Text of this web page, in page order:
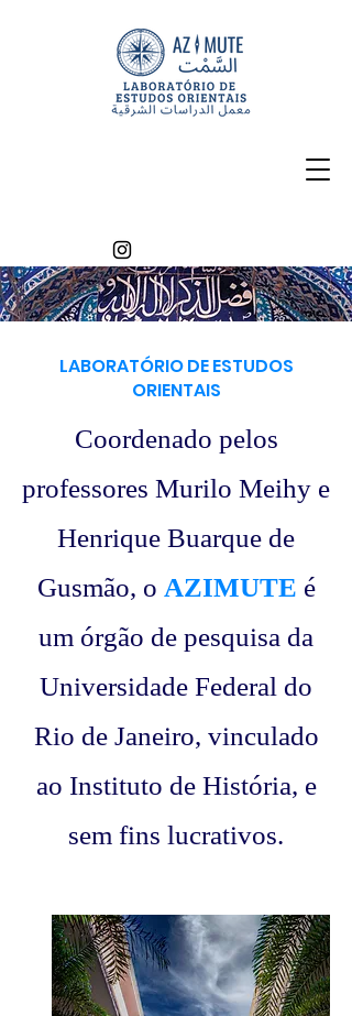
LABORATÓRIO DE ESTUDOS
ORIENTAIS
Coordenado pelos
professores Murilo Meihy e
Henrique Buarque de
Gusmão, o AZIMUTE é
um órgão de pesquisa da
Universidade Federal do
Rio de Janeiro, vinculado
ao Instituto de História, e
sem fins lucrativos.